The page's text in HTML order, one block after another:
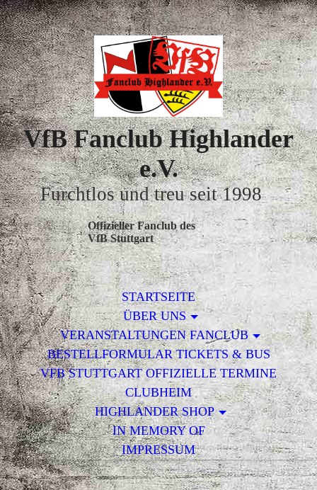
VfB Fanclub Highlander
e.V.
Furchtlos und treu seit 1998
Offizieller Fanclub des
VfB Stuttgart
STARTSEITE
ÜBER UNS
VERANSTALTUNGEN FANCLUB
BESTELLFORMULAR TICKETS & BUS
VFB STUTTGART OFFIZIELLE TERMINE
CLUBHEIM
HIGHLANDER SHOP
IN MEMORY OF
IMPRESSUM